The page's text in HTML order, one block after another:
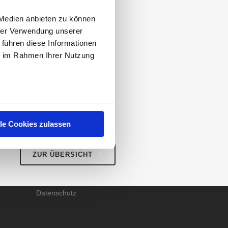
anbieten zu können
Verwendung unserer
diese Informationen
Rahmen Ihrer Nutzung
Cookies zulassen
vertrauen Sie
und auf dem dritten
gerne das Ranking
ZUR ÜBERSICHT
RECHTLICHES
Impressum
Datenschutz